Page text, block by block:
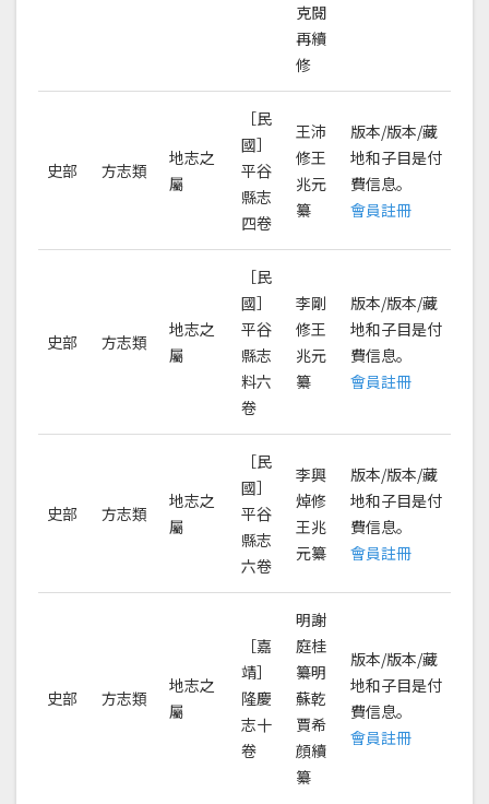
克閱
再續
修
史部 方志類
地志之
屬
［民
國］
平谷
縣志
四卷
王沛
修王
兆元
纂
版本/版本/藏
地和子目是付
費信息。
會員註冊
史部 方志類
地志之
屬
［民
國］
平谷
縣志
料六
卷
李剛
修王
兆元
纂
版本/版本/藏
地和子目是付
費信息。
會員註冊
史部 方志類
地志之
屬
［民
國］
平谷
縣志
六卷
李興
焯修
王兆
元纂
版本/版本/藏
地和子目是付
費信息。
會員註冊
史部 方志類
地志之
屬
［嘉
靖］
隆慶
志十
卷
明謝
庭桂
纂明
蘇乾
賈希
顔續
纂
版本/版本/藏
地和子目是付
費信息。
會員註冊